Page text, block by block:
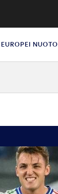
EUROPEI NUOTO